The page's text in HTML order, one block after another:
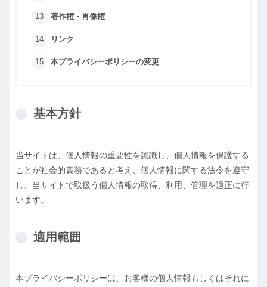
著作権・肖像権
リンク
本プライバシーポリシーの変更
基本方針
当サイトは、個人情報の重要性を認識し、個人情報を保護する
ことが社会的責務であると考え、個人情報に関する法令を遵守
し、当サイトで取扱う個人情報の取得、利用、管理を適正に行
います。
適用範囲
本プライバシーポリシーは、お客様の個人情報もしくはそれに